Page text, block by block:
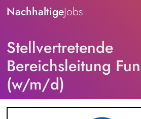
NachhaltigeJobs
Stellvertretende
Bereichsleitung
(w/m/d)